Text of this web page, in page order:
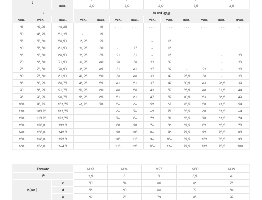
t
min.
3,0 3,0 3,0 3,5
3,5
l
ls and lg f,g
nom.
min. max. min. max. min. max. min. max. min. max. min.
max.
45
43,75 46,25 - 15 . . . . . . . . . . . . . . . . . . . . .
. . .
50
48,75 51,25 - 15 . . . . . . . . . . . . . . . . . . . . .
. . .
55
53,50 56,50 16,25 25 . . . . . . - 18 . . . . . . . . .
. . .
60
58,50 61,50 21,25 30 - 17 - 18 . . . . . . . . .
. . .
65
63,50 66,50 26,25 35 21 31 - 18 . . . . . . -
23
70
68,50 71,50 31,25 40 26 36 22 32 . . . . . . -
23
75
73,50 76,50 36,25 45 31 41 27 37 - 22 -
23
80
78,50 81,50 41,25 50 36 46 32 42 25,5 38 -
23
85
83,25 86,75 46,25 55 41 51 37 47 30,5 43 26,5
39
90
88,25 91,75 51,25 60 46 56 42 52 35,5 48 31,5
44
95
93,25 96,75 56,25 65 51 61 47 57 40,5 53 36,5
49
100
98,25 101,75 61,25 70 56 66 52 62 45,5 58 41,5
54
110
108,25 111,75 . . . . . . 66 76 62 72 55,5 68 51,5
64
120
118,25 121,75 . . . . . . 76 86 72 82 65,5 78 61,5
74
130
128,0 132,0 . . . . . . 80 90 76 86 69,5 82 65,5
78
140
138,0 142,0 . . . . . . 90 100 86 96 79,5 92 75,5
88
150
148,0 152,0 . . . . . . 100 110 96 106 89,5 102 85,5
98
160
156,0 164,0 . . . . . . 110 120 106 116 99,5 112 95,5 108
Thread d M22 M24 M27 M30
M36
Pb 2,5 3 3 3,5 4
b (ref.)
c 50 54 60 66
78
d
56 60 66 72
84
e
69 73 79 85
97